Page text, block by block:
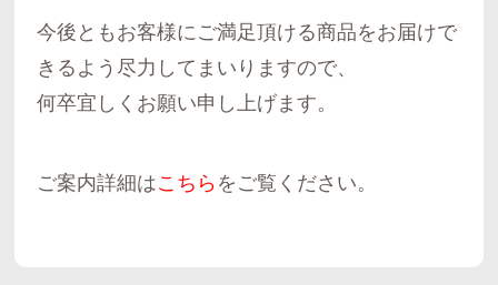
今後ともお客様にご満足頂ける商品をお届けで
きるよう尽力してまいりますので、
何卒宜しくお願い申し上げます。
ご案内詳細はこちらをご覧ください。